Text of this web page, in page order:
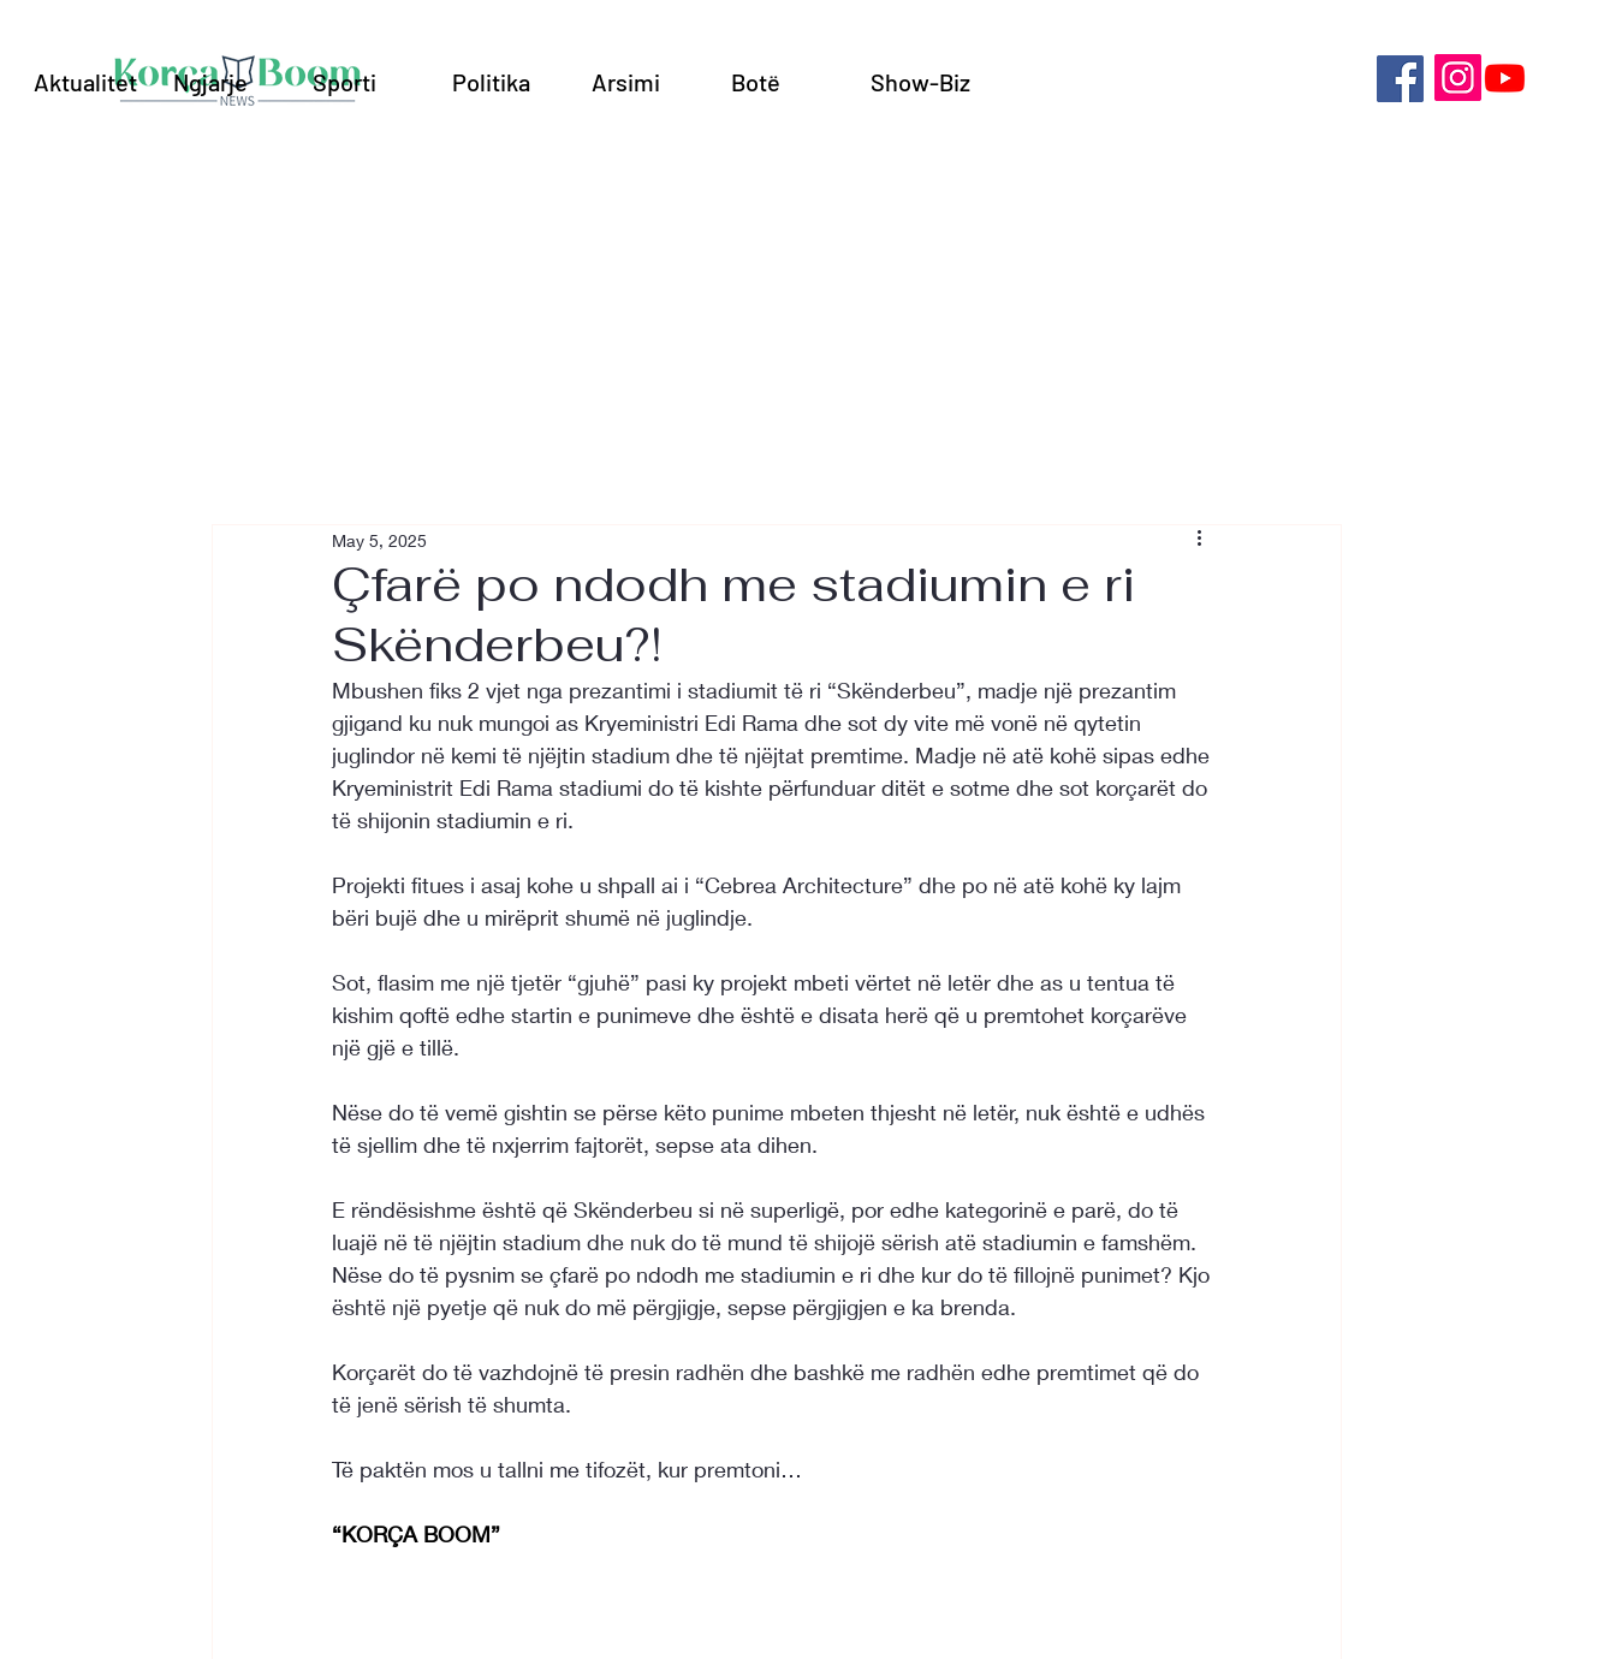
Aktualitet Ngjarje Sporti Politika Arsimi Botë Show-Biz
Çfarë po ndodh me stadiumin e ri
Skënderbeu?!
May 5, 2025
Mbushen fiks 2 vjet nga prezantimi i stadiumit të ri “Skënderbeu”, madje një prezantim
gjigand ku nuk mungoi as Kryeministri Edi Rama dhe sot dy vite më vonë në qytetin
juglindor në kemi të njëjtin stadium dhe të njëjtat premtime. Madje në atë kohë sipas edhe
Kryeministrit Edi Rama stadiumi do të kishte përfunduar ditët e sotme dhe sot korçarët do
të shijonin stadiumin e ri.
Projekti fitues i asaj kohe u shpall ai i “Cebrea Architecture” dhe po në atë kohë ky lajm
bëri bujë dhe u mirëprit shumë në juglindje.
Sot, flasim me një tjetër “gjuhë” pasi ky projekt mbeti vërtet në letër dhe as u tentua të
kishim qoftë edhe startin e punimeve dhe është e disata herë që u premtohet korçarëve
një gjë e tillë.
Nëse do të vemë gishtin se përse këto punime mbeten thjesht në letër, nuk është e udhës
të sjellim dhe të nxjerrim fajtorët, sepse ata dihen.
E rëndësishme është që Skënderbeu si në superligë, por edhe kategorinë e parë, do të
luajë në të njëjtin stadium dhe nuk do të mund të shijojë sërish atë stadiumin e famshëm.
Nëse do të pysnim se çfarë po ndodh me stadiumin e ri dhe kur do të fillojnë punimet? Kjo
është një pyetje që nuk do më përgjigje, sepse përgjigjen e ka brenda.
Korçarët do të vazhdojnë të presin radhën dhe bashkë me radhën edhe premtimet që do
të jenë sërish të shumta.
Të paktën mos u tallni me tifozët, kur premtoni…
“KORÇA BOOM”